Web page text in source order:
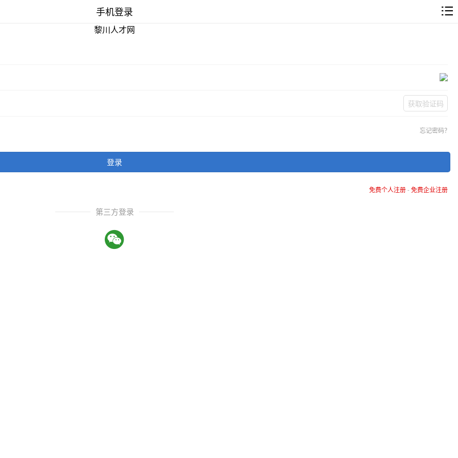
手机登录
黎川人才网
获取验证码
忘记密码？
登录
免费个人注册-免费企业注册
第三方登录